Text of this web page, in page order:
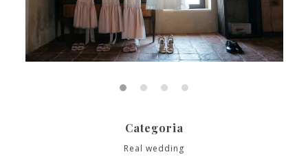
Categoria
Real wedding